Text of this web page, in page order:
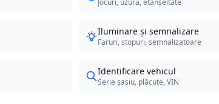
Jocuri, uzură, etanșeitate
Iluminare și semnalizare
Faruri, stopuri, semnalizatoare
Identificare vehicul
Serie șasiu, plăcuțe, VIN